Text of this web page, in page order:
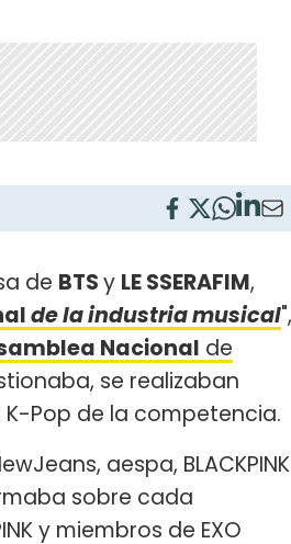
de BTSy LE SSERAFIM,
de la industria musical",
Nacional de
se realizaban
Pop de la competencia.
aespa, BLACKPINK
sobre cada
y miembros de EXO